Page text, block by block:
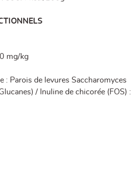
mg/kg
: Parois de levures Saccharomyces
/ Inuline de chicorée (FOS) :